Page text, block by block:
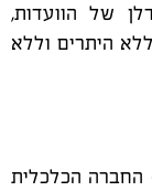
של הוועדות,
היתרים וללא
הכלכלית